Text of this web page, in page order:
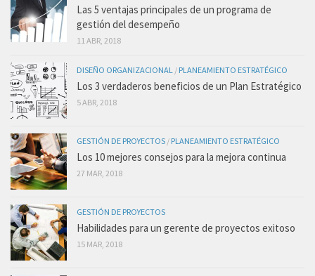
Las 5 ventajas principales de un programa de
gestión del desempeño
11 ABR, 2018
DISEÑO ORGANIZACIONAL / PLANEAMIENTO ESTRATÉGICO
Los 3 verdaderos beneficios de un Plan Estratégico
5 ABR, 2018
GESTIÓN DE PROYECTOS / PLANEAMIENTO ESTRATÉGICO
Los 10 mejores consejos para la mejora continua
27 MAR, 2018
GESTIÓN DE PROYECTOS
Habilidades para un gerente de proyectos exitoso
15 MAR, 2018